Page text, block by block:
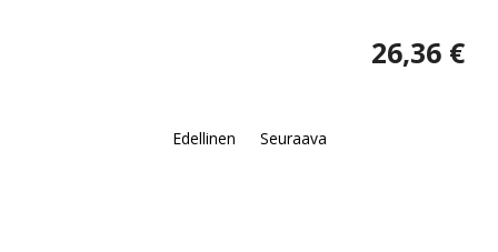
26,36 €
Edellinen Seuraava